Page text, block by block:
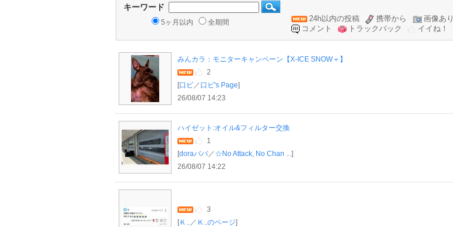
キーワード
24h以内の投稿 携帯から
画像あり
コメント
トラックバック イイね！
5ヶ月以内 全期間
みんカラ：モニターキャンペーン【X-ICE SNOW＋】
2
[口ビ／ 口ビ's Page]
26/08/07 14:23
ハイゼット:オイル&フィルター交換
1
[doraパパ／ ☆No Attack, No Chan ...]
26/08/07 14:22
3
[Ｋ..／ Ｋ..のページ]